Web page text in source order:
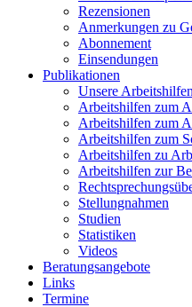
Rezensionen
Anmerkungen zu
Abonnement
Einsendungen
Publikationen
Unsere Arbeitshilfen
Arbeitshilfen zum
Arbeitshilfen zum
Arbeitshilfen zum
Arbeitshilfen zu
Arbeitshilfen zur
Stellungnahmen
Studien
Statistiken
Videos
Beratungsangebote
Links
Termine